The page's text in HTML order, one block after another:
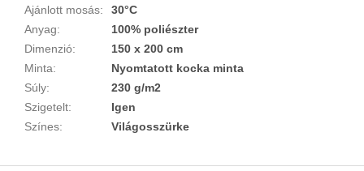
Ajánlott mosás:
30°C
Anyag:
100% poliészter
Dimenzió:
150 x 200 cm
Minta:
Nyomtatott kocka minta
Súly:
230 g/m2
Szigetelt:
Igen
Színes: Világosszürke